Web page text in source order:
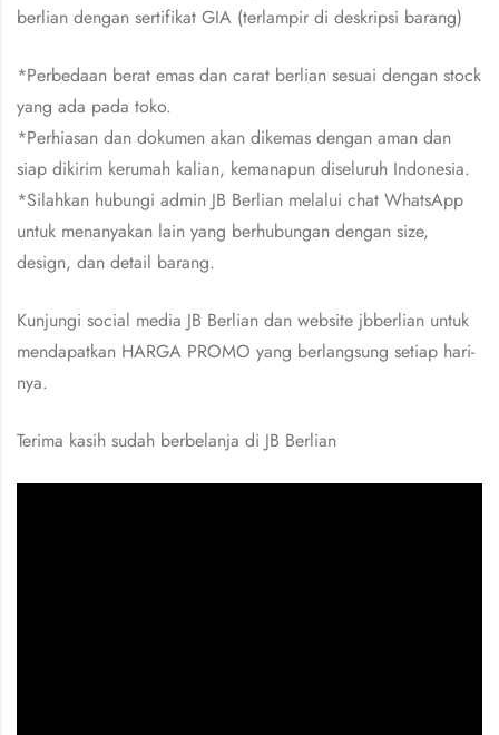
berlian dengan sertifikat GIA (terlampir di deskripsi barang)
*Perbedaan berat emas dan carat berlian sesuai dengan stock
yang ada pada toko.
*Perhiasan dan dokumen akan dikemas dengan aman dan
siap dikirim kerumah kalian, kemanapun diseluruh Indonesia.
*Silahkan hubungi admin JB Berlian melalui chat WhatsApp
untuk menanyakan lain yang berhubungan dengan size,
design, dan detail barang.
Kunjungi social media JB Berlian dan website jbberlian untuk
mendapatkan HARGA PROMO yang berlangsung setiap hari-
nya.
Terima kasih sudah berbelanja di JB Berlian